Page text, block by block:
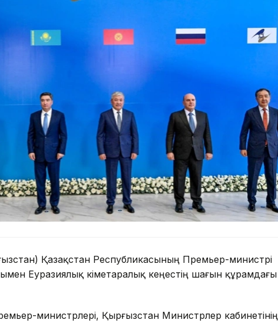
Қазақстан Республикасының Премьер-министрі
Еуразиялық үкіметаралық кеңестің шағын құрамдағы
министрлері, Қырғызстан Министрлер кабинетінің